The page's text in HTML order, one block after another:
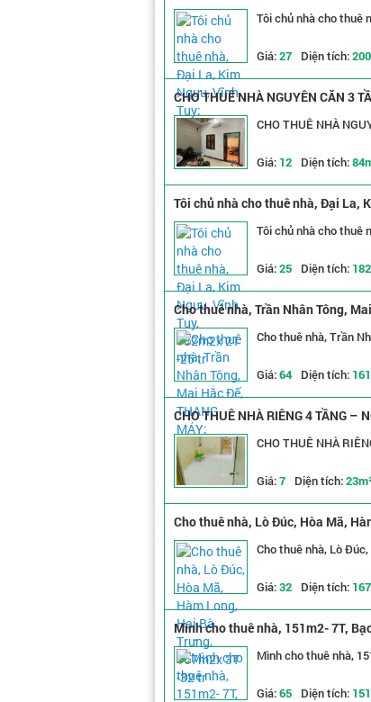
Tôi chủ nhà cho thuê
Giá:27 Diện tích:
CHO THUÊ NHÀ NGUYÊN CĂN 3
CHO THUÊ NHÀ
Giá: 12 Diện tích:
Tôi chủ nhà cho thuê nhà, Đại La,
Tôi chủ nhà cho thuê
Giá:25 Diện tích:
Cho thuê nhà, Trần Nhân Tông,
Cho thuê nhà, Trần
Giá:64 Diện tích:
CHO THUÊ NHÀ RIÊNG 4 TẦNG –
CHO THUÊ NHÀ
Giá:7 Diện tích:
Cho thuê nhà, Lò Đúc, Hòa Mã,
Cho thuê nhà, Lò
Giá:32 Diện tích:
Mình cho thuê nhà, 151m2- 7T,
Mình cho thuê nhà,
Giá:65 Diện tích: